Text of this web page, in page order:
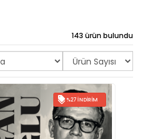
143 ürün bulundu
%27 İNDIRIM